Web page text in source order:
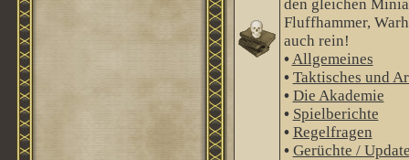
den gleichen
Fluffhammer,
auch rein!
•Allgemeines
• Taktisches und
• Die Akademie
• Spielberichte
• Regelfragen
• Gerüchte /